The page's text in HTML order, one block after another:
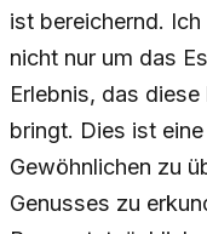
ist bereichernd.
nicht nur um das
Erlebnis, das
bringt. Dies ist
Gewöhnlichen zu
Genusses zu